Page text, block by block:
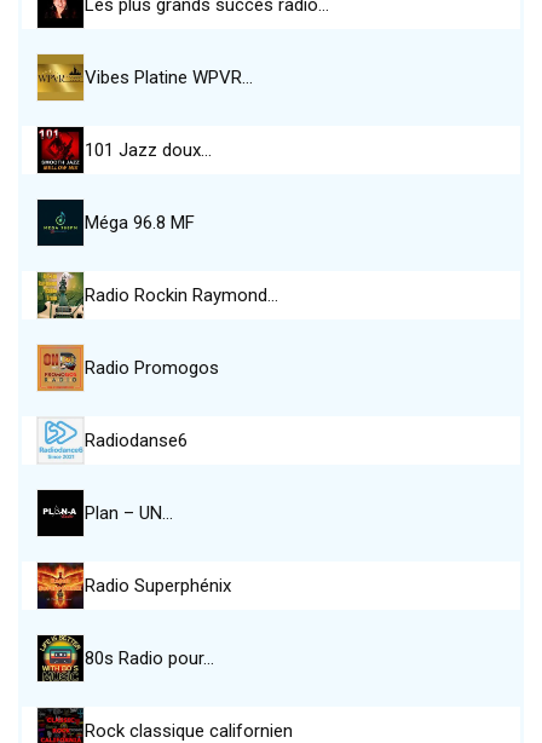
Les plus grands succès radio…
Vibes Platine WPVR…
101 Jazz doux…
Méga 96.8 MF
Radio Rockin Raymond…
Radio Promogos
Radiodanse6
Plan – UN…
Radio Superphénix
80s Radio pour…
Rock classique californien